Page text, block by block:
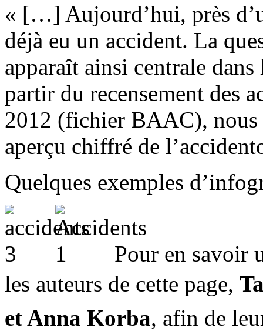
« […] Aujourd’hui, près
déjà eu un accident. La
apparaît ainsi centrale
partir du recensement des
2012 (fichier BAAC), nous
aperçu chiffré de
Quelques exemples
Pour en savoir
les auteurs de cette page,
et Anna Korba, afin de